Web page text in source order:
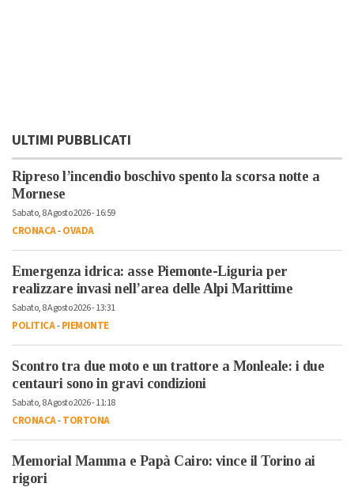
ULTIMI PUBBLICATI
Ripreso l’incendio boschivo spento la scorsa notte a
Mornese
Sabato, 8 Agosto 2026 - 16:59
CRONACA-OVADA
Emergenza idrica: asse Piemonte-Liguria per
realizzare invasi nell’area delle Alpi Marittime
Sabato, 8 Agosto 2026 - 13:31
POLITICA-PIEMONTE
Scontro tra due moto e un trattore a Monleale: i due
centauri sono in gravi condizioni
Sabato, 8 Agosto 2026 - 11:18
CRONACA-TORTONA
Memorial Mamma e Papà Cairo: vince il Torino ai
rigori